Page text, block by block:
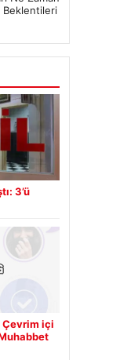
Beklentileri
3’ü
Çevrim içi